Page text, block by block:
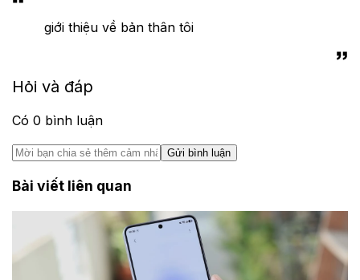
giới thiệu về bản thân tôi
Hỏi và đáp
Có 0 bình luận
Gửi bình luận
Bài viết liên quan